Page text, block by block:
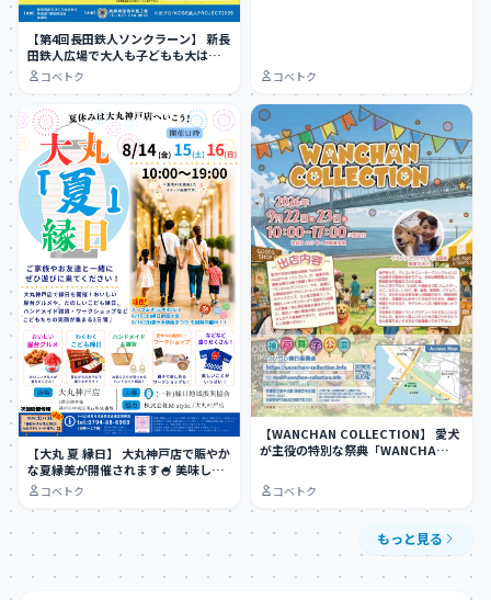
【第4回長田鉄人ソンクラーン】 新長
田鉄人広場で大人も子どもも大はし
ゃぎできる…
コベトク コベトク
【大丸 夏 縁日】 大丸神戸店で賑やか
な夏縁美が開催されます🍧 美味しい
屋台グ…
コベトク
【WANCHAN COLLECTION】 愛犬
が主役の特別な祭典「WANCHA…
コベトク
もっと見る